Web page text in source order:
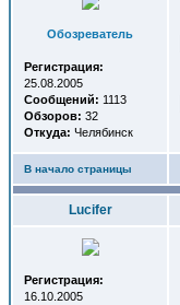
Обозреватель
Регистрация:
25.08.2005
Сообщений: 1113
Обзоров: 32
Откуда: Челябинск
В начало страницы
Lucifer
Регистрация:
16.10.2005